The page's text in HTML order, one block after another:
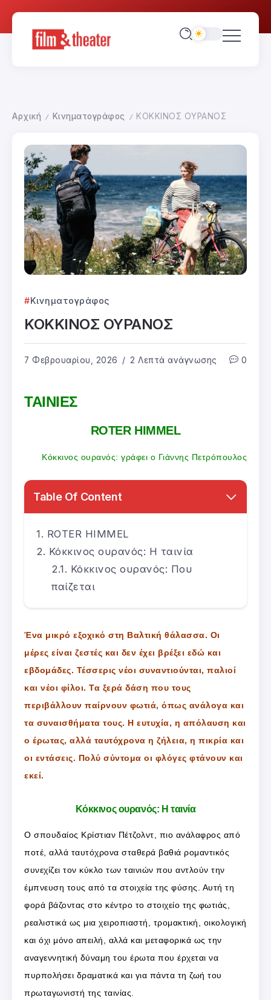
Αρχική / Κινηματογράφος / ΚΟΚΚΙΝΟΣ ΟΥΡΑΝΟΣ
Κινηματογράφος
ΚΟΚΚΙΝΟΣ ΟΥΡΑΝΟΣ
7 Φεβρουαρίου, 2026 2 Λεπτά ανάγνωσης 0
ΤΑΙΝΙΕΣ
ROTER HIMMEL
Κόκκινος ουρανός: γράφει ο Γιάννης Πετρόπουλος
Table Of Content
ROTER HIMMEL
Κόκκινος ουρανός: Η ταινία
Κόκκινος ουρανός: Που
παίζεται
Ένα μικρό εξοχικό στη Βαλτική θάλασσα. Οι
μέρες είναι ζεστές και δεν έχει βρέξει εδώ και
εβδομάδες. Τέσσερις νέοι συναντιούνται, παλιοί
και νέοι φίλοι. Τα ξερά δάση που τους
περιβάλλουν παίρνουν φωτιά, όπως ανάλογα και
τα συναισθήματα τους. Η ευτυχία, η απόλαυση και
ο έρωτας, αλλά ταυτόχρονα η ζήλεια, η πικρία και
οι εντάσεις. Πολύ σύντομα οι φλόγες φτάνουν και
εκεί.
Κόκκινος ουρανός: Η ταινία
Ο σπουδαίος Κρίστιαν Πέτζολντ, πιο ανάλαφρος από
ποτέ, αλλά ταυτόχρονα σταθερά βαθιά ρομαντικός
συνεχίζει τον κύκλο των ταινιών που αντλούν την
έμπνευση τους από τα στοιχεία της φύσης. Αυτή τη
φορά βάζοντας στο κέντρο το στοιχείο της φωτιάς,
ρεαλιστικά ως μια χειροπιαστή, τρομακτική, οικολογική
και όχι μόνο απειλή, αλλά και μεταφορικά ως την
αναγεννητική δύναμη του έρωτα που έρχεται να
πυρπολήσει δραματικά και για πάντα τη ζωή του
πρωταγωνιστή της ταινίας.